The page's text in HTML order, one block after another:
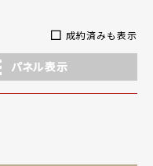
成約済みも表示
パネル表示